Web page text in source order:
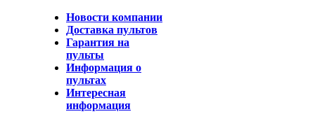
Новости компании
Доставка пультов
Гарантия на
пульты
Информация о
пультах
Интересная
информация